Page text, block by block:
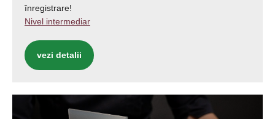
înregistrare!
Nivel intermediar
vezi detalii